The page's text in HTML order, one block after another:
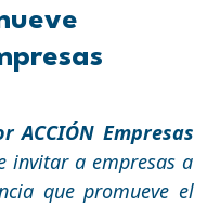
ACCIÓN Empresas
invitar a empresas a
que promueve el